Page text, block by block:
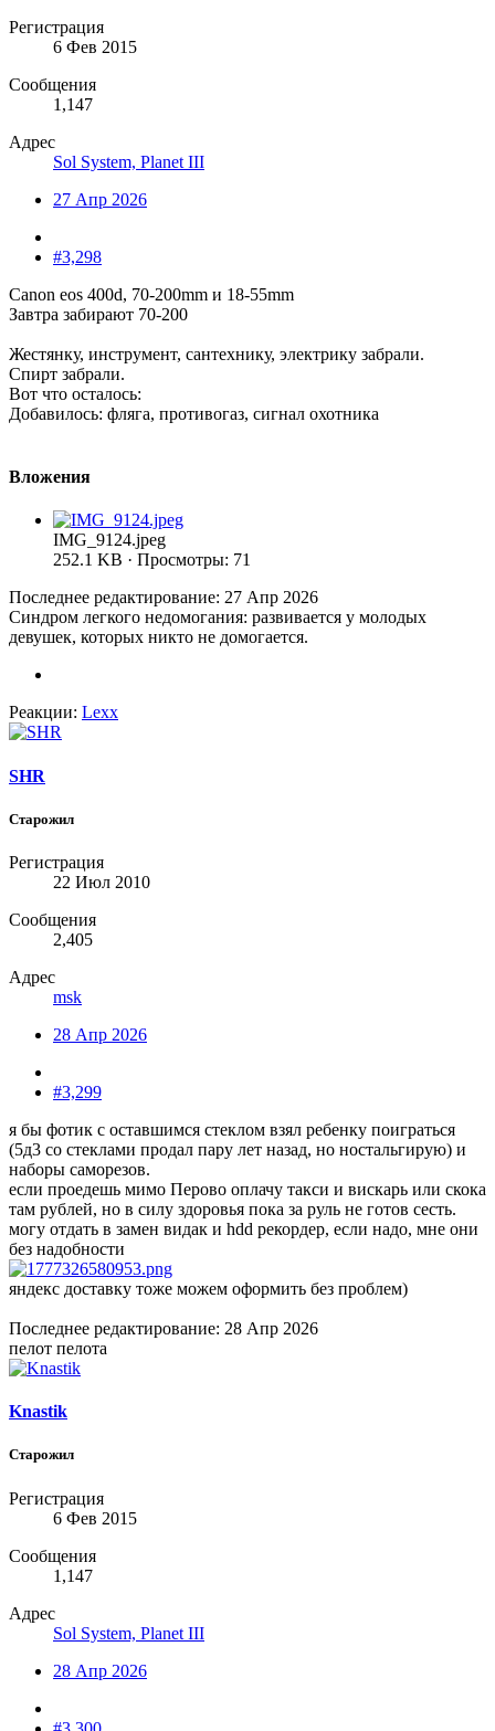
Регистрация
6 Фев 2015
Сообщения
1,147
Адрес
Sol System, Planet III
27 Апр 2026
#3,298
Canon eos 400d, 70-200mm и 18-55mm
Завтра забирают 70-200
Жестянку, инструмент, сантехнику, электрику забрали.
Спирт забрали.
Вот что осталось:
Добавилось: фляга, противогаз, сигнал охотника
Вложения
IMG_9124.jpeg
252.1 KB · Просмотры: 71
Последнее редактирование: 27 Апр 2026
Синдром легкого недомогания: развивается у молодых
девушек, которых никто не домогается.
Реакции: Lexx
SHR
Старожил
Регистрация
22 Июл 2010
Сообщения
2,405
Адрес
msk
28 Апр 2026
#3,299
я бы фотик с оставшимся стеклом взял ребенку поиграться
(5д3 со стеклами продал пару лет назад, но ностальгирую) и
наборы саморезов.
если проедешь мимо Перово оплачу такси и вискарь или скока
там рублей, но в силу здоровья пока за руль не готов сесть.
могу отдать в замен видак и hdd рекордер, если надо, мне они
без надобности
яндекс доставку тоже можем оформить без проблем)
Последнее редактирование: 28 Апр 2026
пелот пелота
Knastik
Старожил
Регистрация
6 Фев 2015
Сообщения
1,147
Адрес
Sol System, Planet III
28 Апр 2026